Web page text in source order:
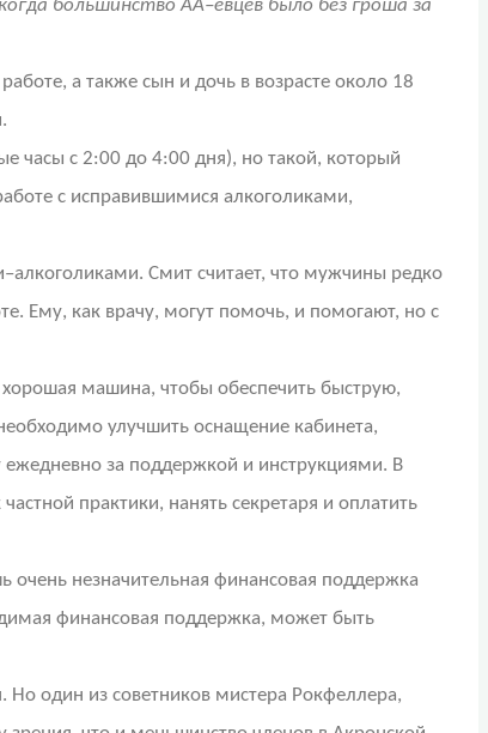
большинство АА–евцев было без гроша за
а также сын и дочь в возрасте около 18
часы с 2:00 до 4:00 дня), но такой, который
с исправившимися алкоголиками,
Смит считает, что мужчины редко
Ему, как врачу, могут помочь, и помогают, но с
машина, чтобы обеспечить быструю,
улучшить оснащение кабинета,
за поддержкой и инструкциями. В
практики, нанять секретаря и оплатить
очень незначительная финансовая поддержка
финансовая поддержка, может быть
один из советников мистера Рокфеллера,